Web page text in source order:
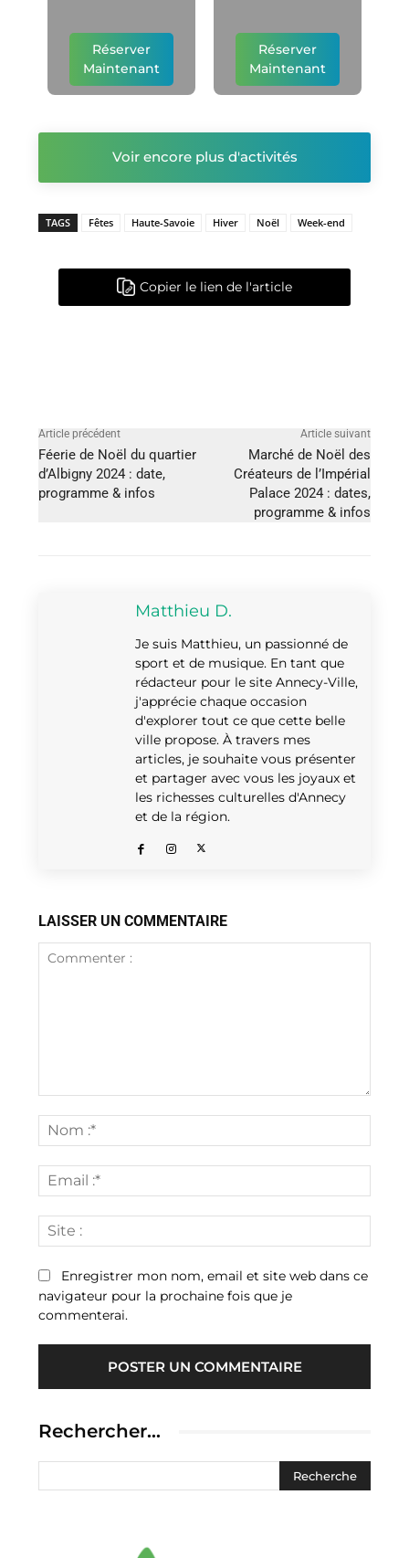
Réserver
Maintenant
Réserver
Maintenant
Voir encore plus d'activités
TAGS Fêtes Haute-Savoie Hiver Noël Week-end
Copier le lien de l'article
Article précédent
Féerie de Noël du quartier
d’Albigny 2024 : date,
programme & infos
Article suivant
Marché de Noël des
Créateurs de l’Impérial
Palace 2024 : dates,
programme & infos
Matthieu D.
Je suis Matthieu, un passionné de
sport et de musique. En tant que
rédacteur pour le site Annecy-Ville,
j'apprécie chaque occasion
d'explorer tout ce que cette belle
ville propose. À travers mes
articles, je souhaite vous présenter
et partager avec vous les joyaux et
les richesses culturelles d'Annecy
et de la région.
LAISSER UN COMMENTAIRE
:*
:*
:
Enregistrer mon nom, email et site web dans ce
navigateur pour la prochaine fois que je
commenterai.
Rechercher…